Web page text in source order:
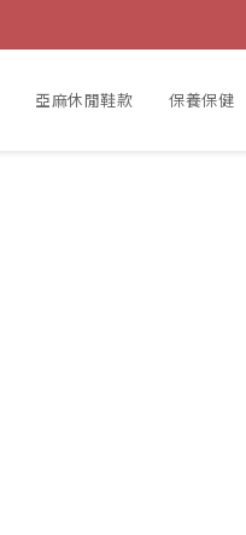
亞麻休閒鞋款 保養保健